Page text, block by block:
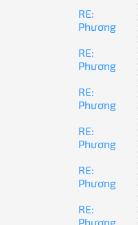
RE:
Phương
RE:
Phương
RE:
Phương
RE:
Phương
RE:
Phương
RE:
Phương